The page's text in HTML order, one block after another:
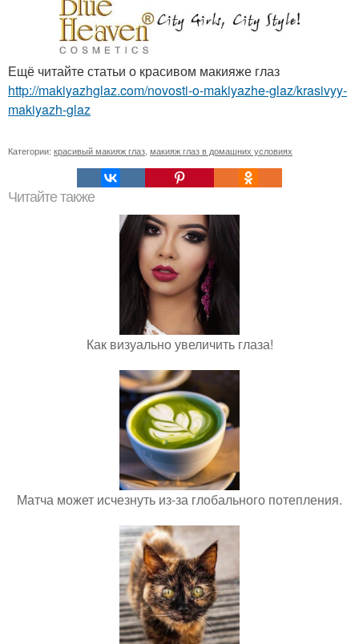
Ещё читайте статьи о красивом макияже глаз
http://makiyazhglaz.com/novosti-o-makiyazhe-glaz/krasivyy-
makiyazh-glaz
Категории: красивый макияж глаз макияж глаз в домашних условиях
Читайте также
Как визуально увеличить глаза!
Матча может исчезнуть из-за глобального потепления.